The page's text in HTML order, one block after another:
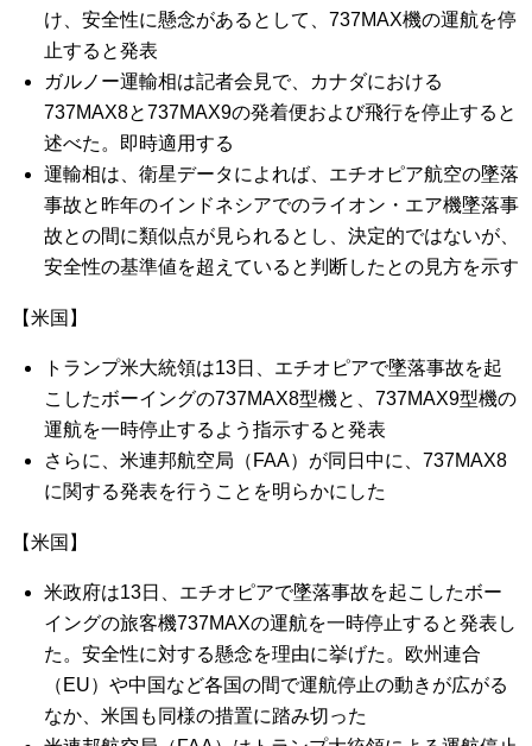
け、安全性に懸念があるとして、737MAX機の運航を停
止すると発表
ガルノー運輸相は記者会見で、カナダにおける
737MAX8と737MAX9の発着便および飛行を停止すると
述べた。即時適用する
運輸相は、衛星データによれば、エチオピア航空の墜落
事故と昨年のインドネシアでのライオン・エア機墜落事
故との間に類似点が見られるとし、決定的ではないが、
安全性の基準値を超えていると判断したとの見方を示す
【米国】
トランプ米大統領は13日、エチオピアで墜落事故を起
こしたボーイングの737MAX8型機と、737MAX9型機の
運航を一時停止するよう指示すると発表
さらに、米連邦航空局（FAA）が同日中に、737MAX8
に関する発表を行うことを明らかにした
【米国】
米政府は13日、エチオピアで墜落事故を起こしたボー
イングの旅客機737MAXの運航を一時停止すると発表し
た。安全性に対する懸念を理由に挙げた。欧州連合
（EU）や中国など各国の間で運航停止の動きが広がる
なか、米国も同様の措置に踏み切った